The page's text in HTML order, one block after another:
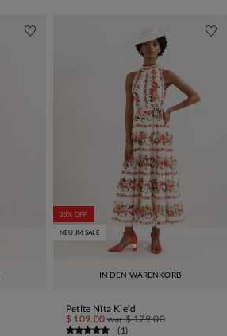
IN DEN WARENKORB
35% OFF
NEU IM SALE
Petite Nita Kleid
$ 109.00 war$ 179.00
(1)